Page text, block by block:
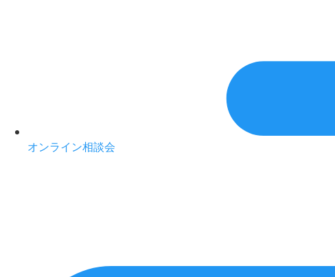
オンライン相談会